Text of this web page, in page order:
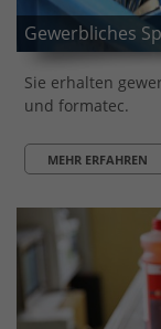
Gewerbliches
Sie erhalten
und formatec.
MEHR ERFAHREN